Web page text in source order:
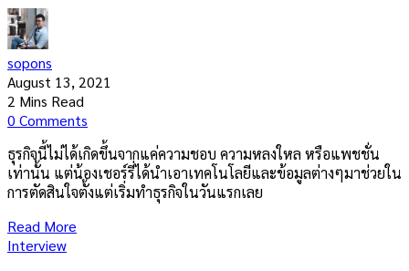
sopons
August 13, 2021
2 Mins Read
0 Comments
ธุรกิจนี้ไม่ได้เกิดขึ้นจากแค่ความชอบ ความหลงใหล หรือแพชชั่น
เท่านั้น แต่น้องเชอร์รี่ได้นำเอาเทคโนโลยีและข้อมูลต่างๆมาช่วยใน
การตัดสินใจตั้งแต่เริ่มทำธุรกิจในวันแรกเลย
Read More
Interview